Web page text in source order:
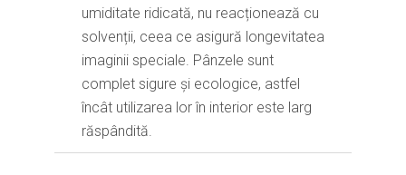
umiditate ridicată, nu reacționează cu
solvenții, ceea ce asigură longevitatea
imaginii speciale. Pânzele sunt
complet sigure și ecologice, astfel
încât utilizarea lor în interior este larg
răspândită.